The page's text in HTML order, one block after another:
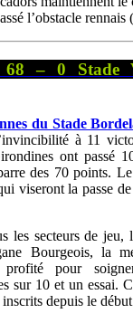
l’obstacle
68 – 0 Stade
du Stade
à 11
ont passé
des 70 points.
viseront la passe
les secteurs de jeu,
Bourgeois, la
profité pour
sur 10 et un essai.
depuis le